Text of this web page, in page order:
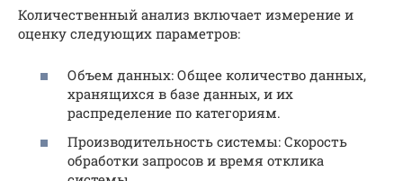
Количественный анализ включает измерение и
оценку следующих параметров:
Объем данных: Общее количество данных,
хранящихся в базе данных, и их
распределение по категориям.
Производительность системы: Скорость
обработки запросов и время отклика